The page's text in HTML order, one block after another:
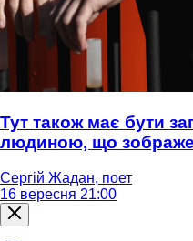
Тут також має бути
людиною, що
Сергій Жадан, поет
16 вересня 21:00